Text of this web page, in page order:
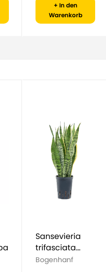
+ In den
Warenkorb
Sansevieria
trifasciata
'Laurentii'
Bogenhanf